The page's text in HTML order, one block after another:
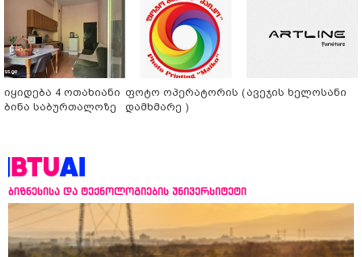
იყიდება 4 ოთახიანი
ბინა საბურთალოზე
ფოტო ოპერატორის (
დამხმარე )
ავეჯის ხელოსანი
ბიზნესისა და ტექნოლოგიების უნივერსიტეტი